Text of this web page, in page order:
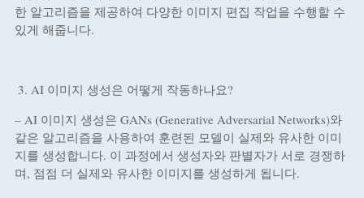
한 알고리즘을 제공하여 다양한 이미지 편집 작업을 수행할 수
있게 해줍니다.
AI 이미지 생성은 어떻게 작동하나요?
– AI 이미지 생성은 GANs (Generative Adversarial Networks)와
같은 알고리즘을 사용하여 훈련된 모델이 실제와 유사한 이미
지를 생성합니다. 이 과정에서 생성자와 판별자가 서로 경쟁하
며, 점점 더 실제와 유사한 이미지를 생성하게 됩니다.